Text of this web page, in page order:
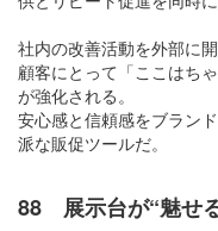
社内の改善活動を外部に
顧客にとって「ここはち
が強化される。
安心感と信頼感をブラン
派な販促ツールだ。
88 展示台が“魅せ